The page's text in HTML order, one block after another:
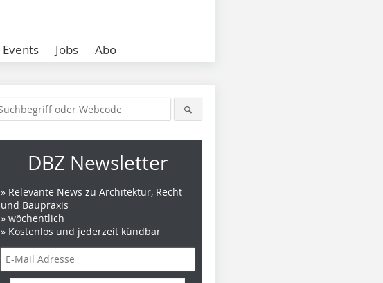
Events Jobs Abo
DBZ Newsletter
» Relevante News zu Architektur, Recht
und Baupraxis
» wöchentlich
» Kostenlos und jederzeit kündbar